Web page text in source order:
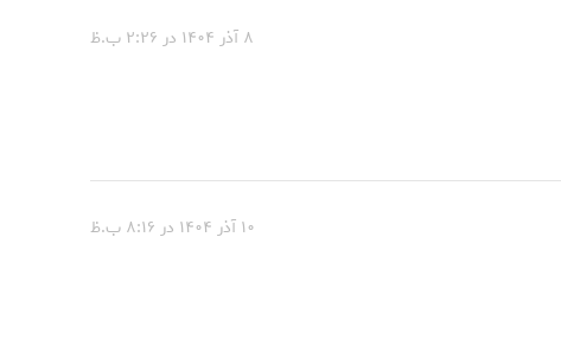
۸ آذر ۱۴۰۴ در ۲:۲۶ ب.ظ
۱۰ آذر ۱۴۰۴ در ۸:۱۶ ب.ظ